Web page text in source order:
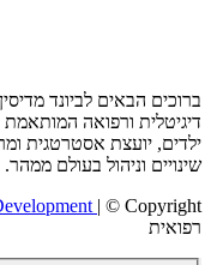
הבאים לביונד מדיסין,
ורפואה המותאמת
יועצת אסטרטגית ומרצה
וניהול בעולם ממהר.
Development